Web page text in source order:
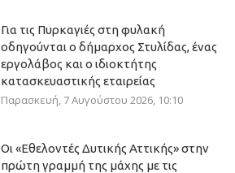
Για τις Πυρκαγιές στη φυλακή
οδηγούνται ο δήμαρχος Στυλίδας, ένας
εργολάβος και ο ιδιοκτήτης
κατασκευαστικής εταιρείας
Παρασκευή, 7 Αυγούστου 2026, 10:10
Οι «Εθελοντές Δυτικής Αττικής» στην
πρώτη γραμμή της μάχης με τις